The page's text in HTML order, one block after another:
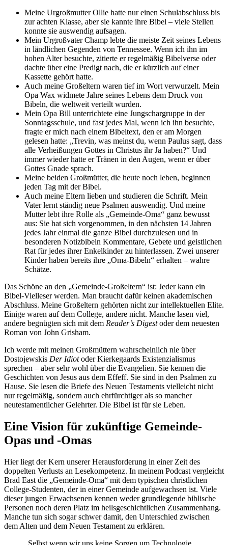
Meine Urgroßmutter Ollie hatte nur einen Schulabschluss bis
zur achten Klasse, aber sie kannte ihre Bibel – viele Stellen
konnte sie auswendig aufsagen.
Mein Urgroßvater Champ lebte die meiste Zeit seines Lebens
in ländlichen Gegenden von Tennessee. Wenn ich ihn im
hohen Alter besuchte, zitierte er regelmäßig Bibelverse oder
dachte über eine Predigt nach, die er kürzlich auf einer
Kassette gehört hatte.
Auch meine Großeltern waren tief im Wort verwurzelt. Mein
Opa Wax widmete Jahre seines Lebens dem Druck von
Bibeln, die weltweit verteilt wurden.
Mein Opa Bill unterrichtete eine Jungschargruppe in der
Sonntagsschule, und fast jedes Mal, wenn ich ihn besuchte,
fragte er mich nach einem Bibeltext, den er am Morgen
gelesen hatte: „Trevin, was meinst du, wenn Paulus sagt, dass
alle Verheißungen Gottes in Christus ihr Ja haben?“ Und
immer wieder hatte er Tränen in den Augen, wenn er über
Gottes Gnade sprach.
Meine beiden Großmütter, die heute noch leben, beginnen
jeden Tag mit der Bibel.
Auch meine Eltern lieben und studieren die Schrift. Mein
Vater lernt ständig neue Psalmen auswendig. Und meine
Mutter lebt ihre Rolle als „Gemeinde-Oma“ ganz bewusst
aus: Sie hat sich vorgenommen, in den nächsten 14 Jahren
jedes Jahr einmal die ganze Bibel durchzulesen und in
besonderen Notizbibeln Kommentare, Gebete und geistlichen
Rat für jedes ihrer Enkelkinder zu hinterlassen. Zwei unserer
Kinder haben bereits ihre „Oma-Bibeln“ erhalten – wahre
Schätze.
Das Schöne an den „Gemeinde-Großeltern“ ist: Jeder kann ein
Bibel-Vielleser werden. Man braucht dafür keinen akademischen
Abschluss. Meine Großeltern gehörten nicht zur intellektuellen Elite.
Einige waren auf dem College, andere nicht. Manche lasen viel,
andere begnügten sich mit dem Reader’s Digestoder dem neuesten
Roman von John Grisham.
Ich werde mit meinen Großmüttern wahrscheinlich nie über
Dostojewskis Der Idiotoder Kierkegaards Existenzialismus
sprechen – aber sehr wohl über die Evangelien. Sie kennen die
Geschichten von Jesus aus dem Effeff. Sie sind in den Psalmen zu
Hause. Sie lesen die Briefe des Neuen Testaments vielleicht nicht
nur regelmäßig, sondern auch ehrfürchtiger als so mancher
neutestamentlicher Gelehrter. Die Bibel ist für sie Leben.
Eine Vision für zukünftige Gemeinde-
Opas und -Omas
Hier liegt der Kern unserer Herausforderung in einer Zeit des
doppelten Verlusts an Lesekompetenz. In meinem Podcast vergleicht
Brad East die „Gemeinde-Oma“ mit dem typischen christlichen
College-Studenten, der in einer Gemeinde aufgewachsen ist. Viele
dieser jungen Erwachsenen kennen weder grundlegende biblische
Personen noch deren Platz im heilsgeschichtlichen Zusammenhang.
Manche tun sich sogar schwer damit, den Unterschied zwischen
dem Alten und dem Neuen Testament zu erklären.
„Selbst wenn wir uns keine Sorgen um Technologie